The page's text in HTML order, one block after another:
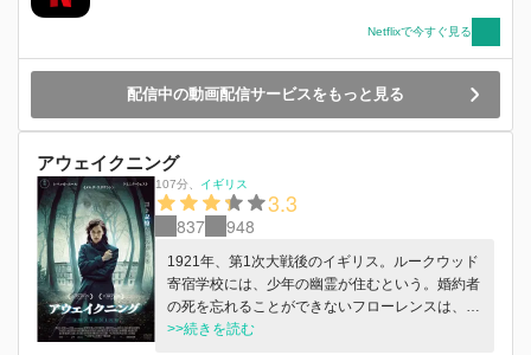
Netflixで今すぐ見る
配信中の動画配信サービスをもっと見る
アウェイクニング
107分 イギリス
3.3
837 948
1921年、第1次大戦後のイギリス。ルークウッド
寄宿学校には、少年の幽霊が住むという。婚約者
の死を忘れることができないフローレンスは、超
自然現象の嘘を暴くことを生きがいとしていた。
>>続きを読む